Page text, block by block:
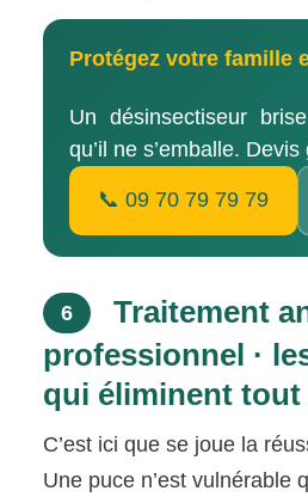
Protégez votre famille
Un désinsectiseur
qu’il ne s’emballe.
📞 09 70 79 79 79
6
Traitement
professionnel ·
qui éliminent tout
C’est ici que se joue la
Une puce n’est vulnérable